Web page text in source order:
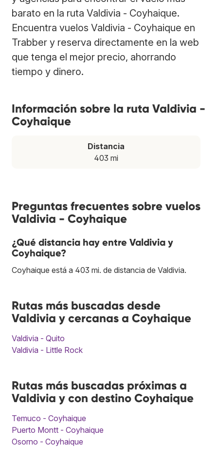
barato en la ruta Valdivia - Coyhaique.
Encuentra vuelos Valdivia - Coyhaique en
Trabber y reserva directamente en la web
que tenga el mejor precio, ahorrando
tiempo y dinero.
Información sobre la ruta Valdivia -
Coyhaique
Distancia
403 mi
Preguntas frecuentes sobre vuelos
Valdivia - Coyhaique
¿Qué distancia hay entre Valdivia y
Coyhaique?
Coyhaique está a 403 mi. de distancia de Valdivia.
Rutas más buscadas desde
Valdivia y cercanas a Coyhaique
Valdivia - Quito
Valdivia - Little Rock
Rutas más buscadas próximas a
Valdivia y con destino Coyhaique
Temuco - Coyhaique
Puerto Montt - Coyhaique
Osorno - Coyhaique